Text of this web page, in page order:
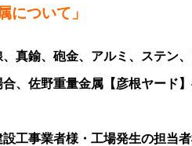
について」
真鍮、砲金、アルミ、ステン
、佐野重量金属【彦根ヤード】
工事業者様・工場発生の担当